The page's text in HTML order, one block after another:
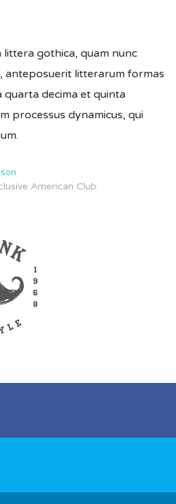
gothica, quam nunc
anteposuerit litterarum formas
quarta decima et quinta
processus dynamicus, qui
American Club